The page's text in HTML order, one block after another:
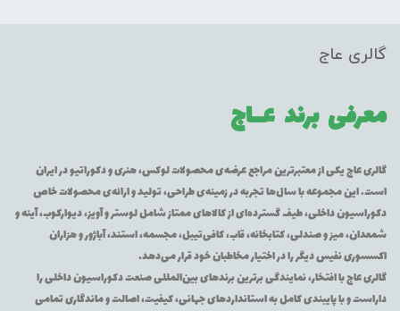
گالری عاج
معرفی برند عــاج
گالری عاج یکی از معتبرترین مراجع عرضه‌ی محصولات لوکس، هنری و دکوراتیو در ایران
است. این مجموعه با سال‌ها تجربه در زمینه‌ی طراحی، تولید و ارائه‌ی محصولات خاص
دکوراسیون داخلی، طیف گسترده‌ای از کالاهای ممتاز شامل لوستر و آویز، دیوارکوب، آینه و
شمعدان، میز و صندلی، کتابخانه، قاب، کافی‌تیبل، مجسمه، استند، آباژور و هزاران
اکسسوری نفیس دیگر را در اختیار مخاطبان خود قرار می‌دهد.
گالری عاج با افتخار، نمایندگی برترین برندهای بین‌المللی صنعت دکوراسیون داخلی را
داراست و با پایبندی کامل به استانداردهای جهانی، کیفیت، اصالت و ماندگاری تمامی